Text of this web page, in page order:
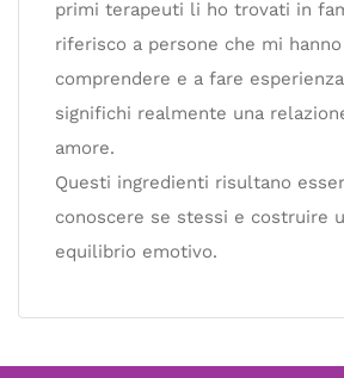
primi terapeuti li ho trovati in
riferisco a persone che mi
comprendere e a fare
significhi realmente una
amore.
Questi ingredienti risultano
conoscere se stessi e costruire
equilibrio emotivo.